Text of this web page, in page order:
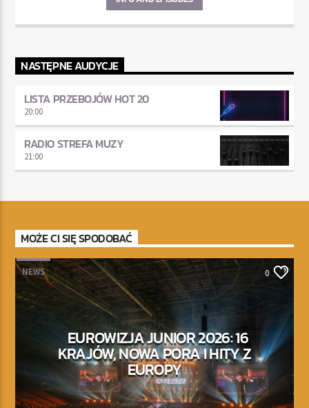
NASTĘPNE AUDYCJE
LISTA PRZEBOJÓW HOT 20
20:00
RADIO STREFA MUZY
21:00
MOŻE CI SIĘ SPODOBAĆ
NEWS 0
EUROWIZJA JUNIOR 2026: 16
KRAJÓW, NOWA PORA I HITY Z
EUROPY